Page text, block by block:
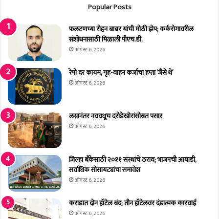
यं
ती
नि
त्त
फ
ल
ण
आ
गा
रा
त
अ
भि
वा
द
न
!
Popular Posts
फलटणच्या रोहन बाबर यांची मोठी झेप; कर्करोगावरील
संशोधनासाठी मिळाली पीएच.डी.
ऑगस्ट 6, 2026
रेपो दर कायम, गृह-वाहन कर्जाचा हप्ता ‘जैसे थे’
ऑगस्ट 6, 2026
लग्नानंतर नववधूच दरोडेखोरांसोबत पसार
ऑगस्ट 6, 2026
जिल्हा बँकेसाठी २०११ संस्थांचे ठराव; भाजपची आघाडी,
सर्वाधिक सोसायट्यांचा समावेश
ऑगस्ट 6, 2026
कराडात दोन हॉटेल बंद; तीन हॉटेलवर दंडात्मक कारवाई
ऑगस्ट 6, 2026